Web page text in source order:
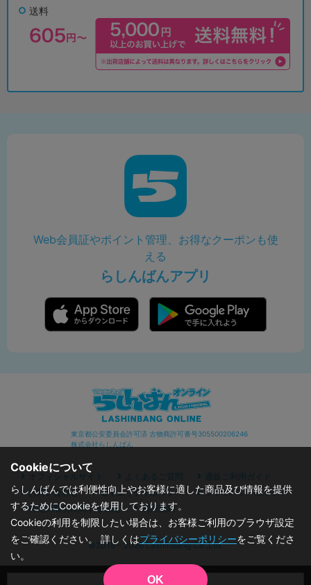
送料
Web会員証やポイント管理、お得なクーポンも使
える
らしんばんアプリ
東京都公安委員会許可済 古物商許可番号305500206246
株式会社らしんばん
オフィシャルサイト よくあるご質問
通販ご利用ガイド
お問い合わせ
セキュリティポリシー
プライバシーポリシー
特定商取引に関する表記
利用規約
©2019 - 2026 Lashinbang Co.,Ltd.
Cookieについて
らしんばんでは利便性向上やお客様に適した商品及び情報を提供
するためにCookieを使用しております。
Cookieの利用を制限したい場合は、お客様ご利用のブラウザ設定
をご確認ください。 詳しくはプライバシーポリシーをご覧くださ
い。
OK